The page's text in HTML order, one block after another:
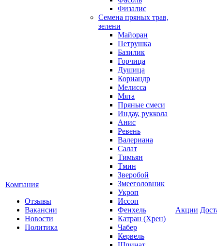
Компания
Отзывы
Вакансии
Новости
Политика
Физалис
Семена пряных трав,
зелени
Майоран
Петрушка
Базилик
Горчица
Душица
Кориандр
Мелисса
Мята
Пряные смеси
Индау, руккола
Анис
Ревень
Валериана
Салат
Тимьян
Тмин
Зверобой
Змееголовник
Укроп
Иссоп
Фенхель
Катран (Хрен)
Чабер
Кервель
Акции